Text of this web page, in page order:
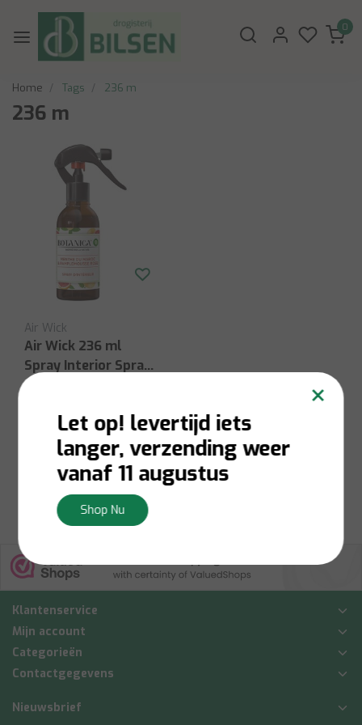
0
Home Tags 236 m
236 m
Air Wick
Air Wick 236 ml
Spray Interior Spray
Botanica
Niet op voorraad:
Contacteer ons voor
voorraadbeschikbaarheid
Bekijken
Klantenservice
Mijn account
Categorieën
Contactgegevens
Nieuwsbrief
×
Let op! levertijd iets
langer, verzending weer
vanaf 11 augustus
Shop Nu